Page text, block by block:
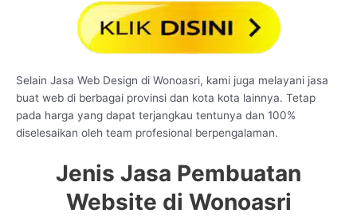
Selain Jasa Web Design di Wonoasri, kami juga melayani jasa
buat web di berbagai provinsi dan kota kota lainnya. Tetap
pada harga yang dapat terjangkau tentunya dan 100%
diselesaikan oleh team profesional berpengalaman.
Jenis Jasa Pembuatan
Website di Wonoasri